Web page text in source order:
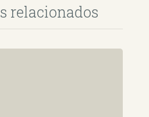
relacionados